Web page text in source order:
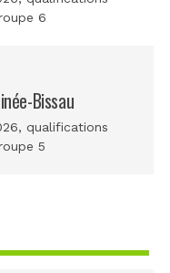
6
Bissau
qualifications
5